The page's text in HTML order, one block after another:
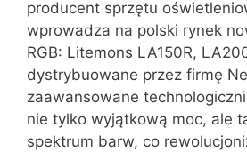
producent sprzętu
wprowadza na polski rynek
RGB: Litemons LA150R,
dystrybuowane przez firmę
zaawansowane
nie tylko wyjątkową moc, ale
spektrum barw, co